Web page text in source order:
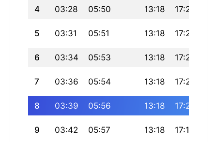
4 03:28 05:50 13:18 17:23
5 03:31 05:51 13:18 17:22
6 03:34 05:53 13:18 17:21
7 03:36 05:54 13:18 17:20
8 03:39 05:56 13:18 17:20
9 03:42 05:57 13:18 17:19